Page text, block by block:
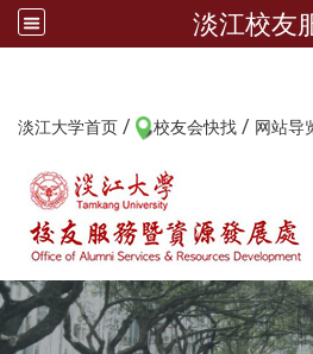
淡江校友
淡江大学首页 / 校友会快找 / 网站导